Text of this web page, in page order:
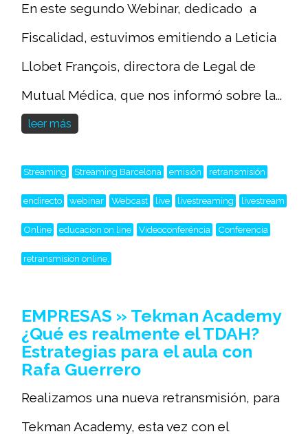
En este segundo Webinar, dedicado a
Fiscalidad, estuvimos emitiendo a Leticia
Llobet François, directora de Legal de
Mutual Médica, que nos informó sobre la...
leer más
Streaming Streaming Barcelona emisión retransmisión
endirecto webinar Webcast live livestreaming livestream
Online educacion on line Videoconferéncia Conferencia
retransmision online,
EMPRESAS » Tekman Academy
¿Qué es realmente el TDAH?
Estrategias para el aula con
Rafa Guerrero
Realizamos una nueva retransmisión, para
Tekman Academy, esta vez con el